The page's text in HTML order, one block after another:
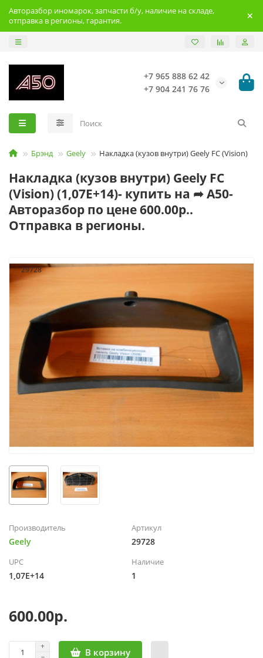
Авторазбор иномарок, запчасти б/у, наличие на складе,
отправка в регионы, гарантия.
+7 965 888 62 42
+7 904 241 76 76
Брэнд Geely Накладка (кузов внутри) Geely FC (Vision)
Накладка (кузов внутри) Geely FC
(Vision) (1,07E+14)- купить на ➦ А50-
Авторазбор по цене 600.00р..
Отправка в регионы.
29728
Производитель
Geely
Артикул
29728
UPC
1,07E+14
Наличие
1
600.00р.
В корзину